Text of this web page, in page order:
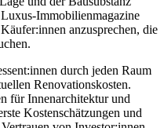
Immobilienmagazine
anzusprechen, die
durch jeden Raum
Renovationskosten.
für Innenarchitektur und
Kostenschätzungen und